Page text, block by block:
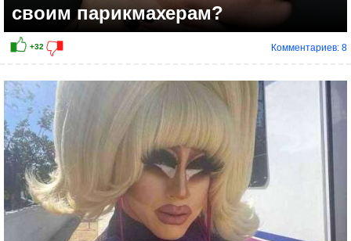
+50
своим парикмахерам?
Комментариев: 8